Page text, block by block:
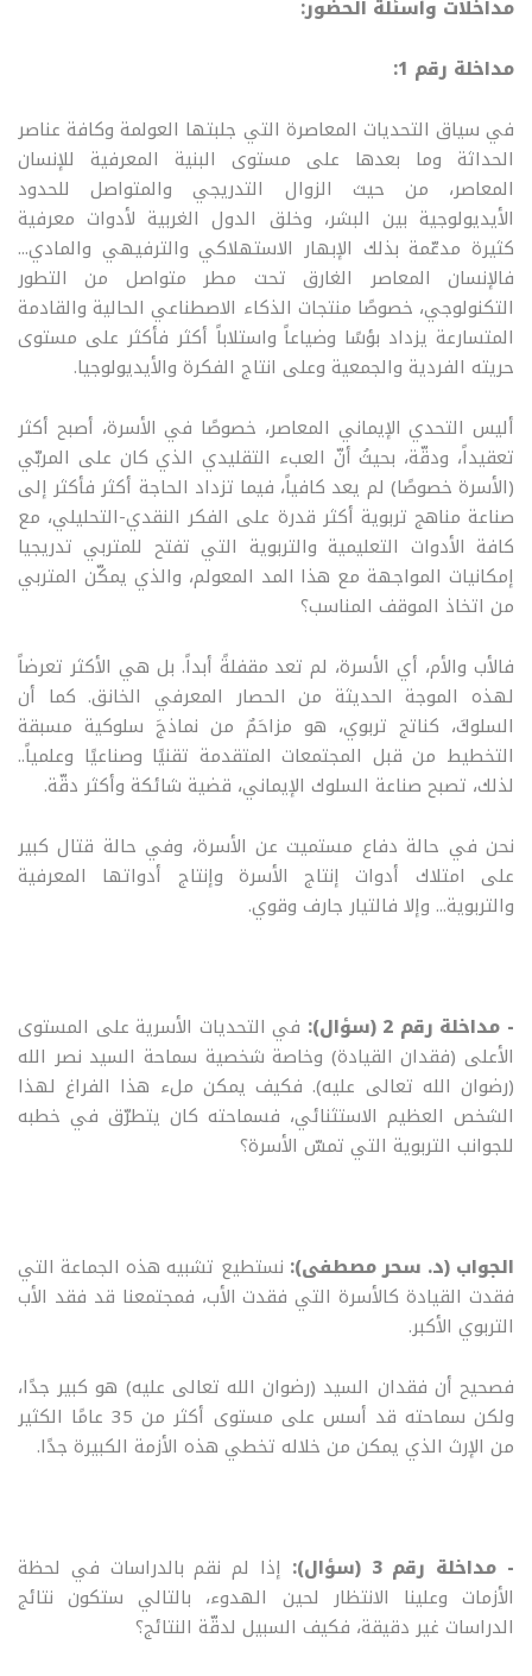
مداخلات وأسئلة الحضور:
مداخلة رقم 1:
في سياق التحديات المعاصرة التي جلبتها العولمة وكافة عناصر
الحداثة وما بعدها على مستوى البنية المعرفية للإنسان
المعاصر، من حيث الزوال التدريجي والمتواصل للحدود
الأيديولوجية بين البشر، وخلق الدول الغربية لأدوات معرفية
كثيرة مدعّمة بذلك الإبهار الاستهلاكي والترفيهي والمادي...
فالإنسان المعاصر الغارق تحت مطر متواصل من التطور
التكنولوجي، خصوصًا منتجات الذكاء الاصطناعي الحالية والقادمة
المتسارعة يزداد بؤسًا وضياعاً واستلاباً أكثر فأكثر على مستوى
حريته الفردية والجمعية وعلى انتاج الفكرة والأيديولوجيا.
أليس التحدي الإيماني المعاصر، خصوصًا في الأسرة، أصبح أكثر
تعقيداً، ودقّة، بحيثُ أنّ العبء التقليدي الذي كان على المربّي
(الأسرة خصوصًا) لم يعد كافياً، فيما تزداد الحاجة أكثر فأكثر إلى
صناعة مناهج تربوية أكثر قدرة على الفكر النقدي-التحليلي، مع
كافة الأدوات التعليمية والتربوية التي تفتح للمتربي تدريجيا
إمكانيات المواجهة مع هذا المد المعولم، والذي يمكّن المتربي
من اتخاذ الموقف المناسب؟
فالأب والأم، أي الأسرة، لم تعد مقفلةً أبداً. بل هي الأكثر تعرضاً
لهذه الموجة الحديثة من الحصار المعرفي الخانق. كما أن
السلوكَ، كناتج تربوي، هو مزاحَمٌ من نماذجَ سلوكية مسبقة
التخطيط من قبل المجتمعات المتقدمة تقنيًا وصناعيًا وعلمياً..
لذلك، تصبح صناعة السلوك الإيماني، قضية شائكة وأكثر دقّة.
نحن في حالة دفاع مستميت عن الأسرة، وفي حالة قتال كبير
على امتلاك أدوات إنتاج الأسرة وإنتاج أدواتها المعرفية
والتربوية... وإلا فالتيار جارف وقوي.
- مداخلة رقم 2 (سؤال):
في التحديات الأسرية على المستوى
الأعلى (فقدان القيادة) وخاصة شخصية سماحة السيد نصر الله
(رضوان الله تعالى عليه). فكيف يمكن ملء هذا الفراغ لهذا
الشخص العظيم الاستثنائي، فسماحته كان يتطرّق في خطبه
للجوانب التربوية التي تمسّ الأسرة؟
الجواب (د. سحر مصطفى): نستطيع تشبيه هذه الجماعة التي
فقدت القيادة كالأسرة التي فقدت الأب، فمجتمعنا قد فقد الأب
التربوي الأكبر.
فصحيح أن فقدان السيد (رضوان الله تعالى عليه) هو كبير جدًا،
ولكن سماحته قد أسس على مستوى أكثر من 35 عامًا الكثير
من الإرث الذي يمكن من خلاله تخطي هذه الأزمة الكبيرة جدًا.
- مداخلة رقم 3 (سؤال):
إذا لم نقم بالدراسات في لحظة
الأزمات وعلينا الانتظار لحين الهدوء، بالتالي ستكون نتائج
الدراسات غير دقيقة، فكيف السبيل لدقّة النتائج؟